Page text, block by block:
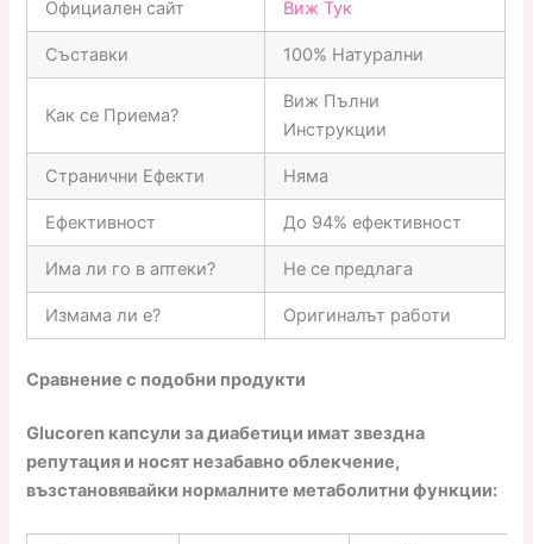
Официален сайт Виж Тук
Съставки 100% Натурални
Как се Приема?
Виж Пълни
Инструкции
Странични Ефекти Няма
Ефективност До 94% ефективност
Има ли го в аптеки? Не се предлага
Измама ли е? Оригиналът работи
Сравнение с подобни продукти
Glucoren капсули за диабетици имат звездна
репутация и носят незабавно облекчение,
възстановявайки нормалните метаболитни функции: